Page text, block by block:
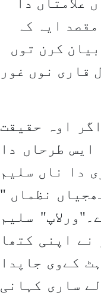
ایہ کہ
کرن توں
قاری نوں غور
اوہ حقیقت
طرحاں دا
دا ناں سلیم
نظماں "
چڑھ چکی اے۔"ورلاپ" سلیم
ناول کار نے اپنی کتھا
کےوی جاپدا
ساری کہانی